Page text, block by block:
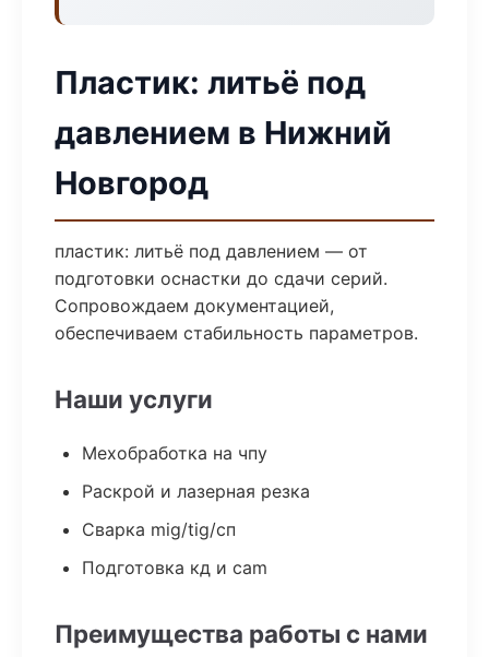
Пластик: литьё под
давлением в Нижний
Новгород
пластик: литьё под давлением — от
подготовки оснастки до сдачи серий.
Сопровождаем документацией,
обеспечиваем стабильность параметров.
Наши услуги
Мехобработка на чпу
Раскрой и лазерная резка
Сварка mig/tig/сп
Подготовка кд и cam
Преимущества работы с нами